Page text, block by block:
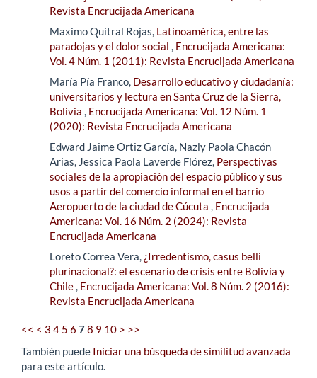
Revista Encrucijada Americana
Maximo Quitral Rojas, Latinoamérica, entre las
paradojas y el dolor social , Encrucijada Americana:
Vol. 4 Núm. 1 (2011): Revista Encrucijada Americana
María Pía Franco, Desarrollo educativo y ciudadanía:
universitarios y lectura en Santa Cruz de la Sierra,
Bolivia , Encrucijada Americana: Vol. 12 Núm. 1
(2020): Revista Encrucijada Americana
Edward Jaime Ortiz García, Nazly Paola Chacón
Arias, Jessica Paola Laverde Flórez, Perspectivas
sociales de la apropiación del espacio público y sus
usos a partir del comercio informal en el barrio
Aeropuerto de la ciudad de Cúcuta , Encrucijada
Americana: Vol. 16 Núm. 2 (2024): Revista
Encrucijada Americana
Loreto Correa Vera, ¿Irredentismo, casus belli
plurinacional?: el escenario de crisis entre Bolivia y
Chile, Encrucijada Americana: Vol. 8 Núm. 2 (2016):
Revista Encrucijada Americana
<< < 3 4 5 6 78 9 10 > >>
También puede Iniciar una búsqueda de similitud avanzada
para este artículo.